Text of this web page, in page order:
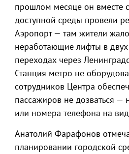
прошлом месяце он вместе
доступной среды провели
Аэропорт — там жители
неработающие лифты в
переходах через
Станция метро не
сотрудников Центра
пассажиров не дозваться —
или номера телефона на
Анатолий Фарафонов
планировании городской